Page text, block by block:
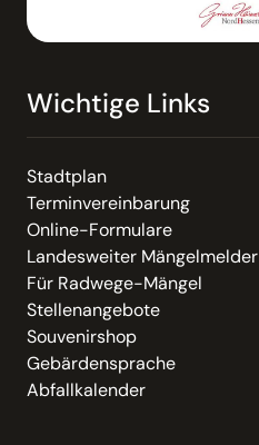
Wichtige Links
Stadtplan
Terminvereinbarung
Online-Formulare
Landesweiter Mängelmelder
Für Radwege-Mängel
Stellenangebote
Souvenirshop
Gebärdensprache
Abfallkalender